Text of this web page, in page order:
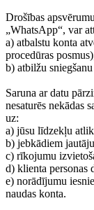
Drošības
„WhatsApp“, var
a) atbalstu konta
procedūras
b) atbilžu
Saruna ar datu
nesaturēs nekādas
uz:
a) jūsu līdzekļu
b) jebkādiem
c) rīkojumu
d) klienta personas
e) norādījumu
naudas konta.